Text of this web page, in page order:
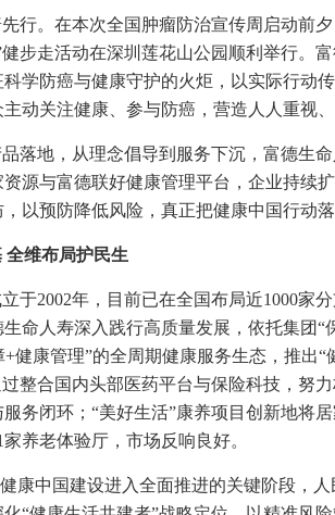
行。在本次全国肿瘤防治宣传周启动前
步走活动在深圳莲花山公园顺利举行。
学防癌与健康守护的火炬，以实际行动
动关注健康、参与防癌，营造人人重视
落地，从理念倡导到服务下沉，富德生
源与富德联好健康管理平台，企业持续
以预防降低风险，真正把健康中国行动
全维布局护民生
于2002年，目前已在全国布局近1000家
命人寿深入践行高质量发展，依托集团
健康管理”的全周期健康服务生态，推出
整合国内头部医药平台与保险科技，努
务闭环；“美好生活”康养项目创新地将
养老体验厅，市场反响良好。
康中国建设进入全面推进的关键阶段，